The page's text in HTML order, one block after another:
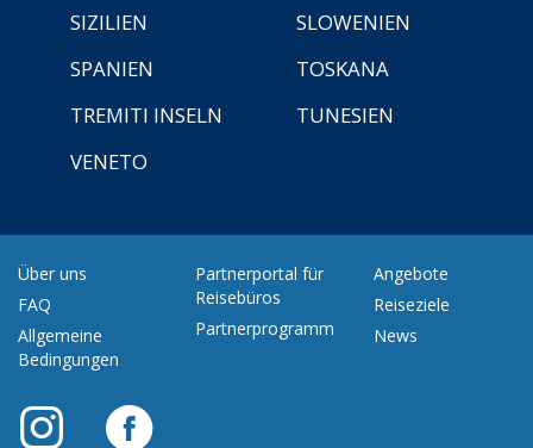
SIZILIEN
SLOWENIEN
SPANIEN
TOSKANA
TREMITI INSELN
TUNESIEN
VENETO
Über uns
FAQ
Allgemeine
Bedingungen
Partnerportal für
Reisebüros
Partnerprogramm
Angebote
Reiseziele
News